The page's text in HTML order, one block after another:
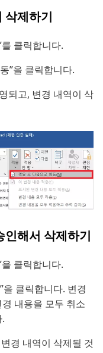
삭제하기
를 클릭합니다.
”을 클릭합니다.
되고, 변경 내역이 삭
인해서 삭제하기
을 클릭합니다.
을 클릭합니다. 변경
내용을 모두 취소
경 내역이 삭제될 것